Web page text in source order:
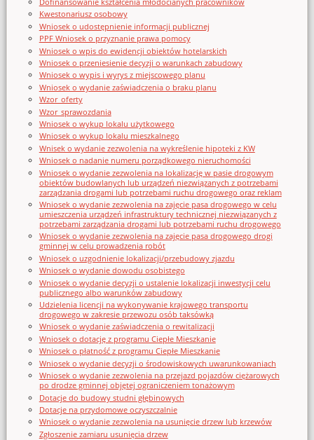
Kwestonariusz osobowy
Wniosek o udostępnienie informacji publicznej
PPF Wniosek o przyznanie prawa pomocy
Wniosek o wpis do ewidencji obiektów hotelarskich
Wniosek o przeniesienie decyzji o warunkach zabudowy
Wniosek o wypis i wyrys z miejscowego planu
Wniosek o wydanie zaświadczenia o braku planu
Wzor_oferty
Wzor_sprawozdania
Wniosek o wykup lokalu użytkowego
Wniosek o wykup lokalu mieszkalnego
Wnisek o wydanie zezwolenia na wykreślenie hipoteki z KW
Wniosek o nadanie numeru porządkowego nieruchomości
Wniosek o wydanie zezwolenia na lokalizację w pasie drogowym
obiektów budowlanych lub urządzeń niezwiązanych z potrzebami
zarządzania drogami lub potrzebami ruchu drogowego oraz reklam
Wniosek o wydanie zezwolenia na zajęcie pasa drogowego w celu
umieszczenia urządzeń infrastruktury technicznej niezwiązanych z
potrzebami zarządzania drogami lub potrzebami ruchu drogowego
Wniosek o wydanie zezwolenia na zajęcie pasa drogowego drogi
gminnej w celu prowadzenia robót
Wniosek o uzgodnienie lokalizacji/przebudowy zjazdu
Wniosek o wydanie dowodu osobistego
Wniosek o wydanie decyzji o ustalenie lokalizacji inwestycji celu
publicznego albo warunków zabudowy
Udzielenia licencji na wykonywanie krajowego transportu
drogowego w zakresie przewozu osób taksówką
Wniosek o wydanie zaświadczenia o rewitalizacji
Wniosek o dotację z programu Ciepłe Mieszkanie
Wniosek o płatność z programu Ciepłe Mieszkanie
Wniosek o wydanie decyzji o środowiskowych uwarunkowaniach
Wniosek o wydanie zezwolenia na przejazd pojazdów ciężarowych
po drodze gminnej objętej ograniczeniem tonażowym
Dotacje do budowy studni głębinowych
Dotacje na przydomowe oczyszczalnie
Wniosek o wydanie zezwolenia na usunięcie drzew lub krzewów
Zgłoszenie zamiaru usunięcia drzew